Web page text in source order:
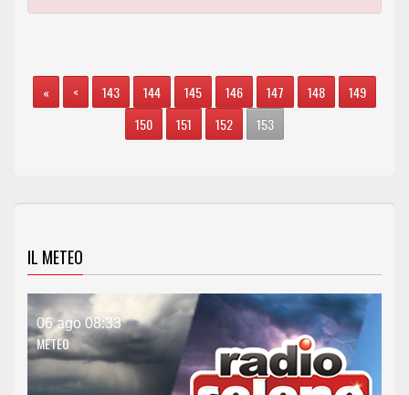
« < 143 144 145 146 147 148
149
150
151 152 153
IL METEO
06 ago 08:33
METEO